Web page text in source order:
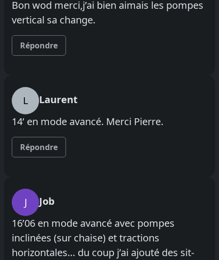
Bon wod merci,j’ai bien aimais les pompes
vertical sa change.
Répondre
L
Laurent
14’ en mode avancé. Merci Pierre.
Répondre
J
Job
16’06 en mode avancé avec pompes
inclinées (sur chaise) et tractions
horizontales… du coup j’ai ajouté des sit-